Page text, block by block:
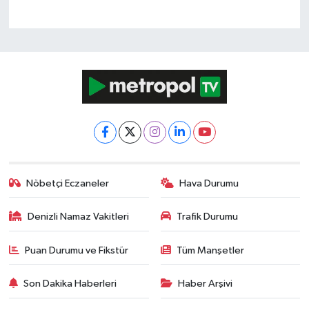
Nöbetçi Eczaneler Hava Durumu
Denizli Namaz Vakitleri Trafik Durumu
Puan Durumu ve Fikstür Tüm Manşetler
Son Dakika Haberleri Haber Arşivi